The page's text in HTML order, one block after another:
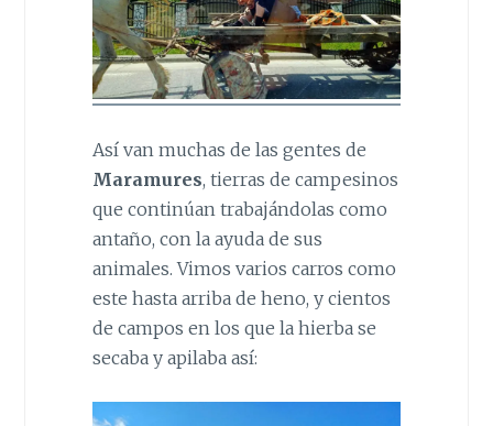
Así van muchas de las gentes de
Maramures, tierras de campesinos
que continúan trabajándolas como
antaño, con la ayuda de sus
animales. Vimos varios carros como
este hasta arriba de heno, y cientos
de campos en los que la hierba se
secaba y apilaba así: